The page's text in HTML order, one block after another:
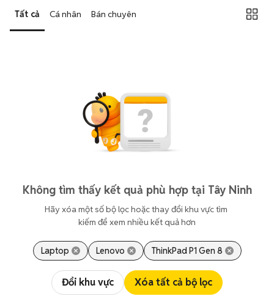
Tất cả Cá nhân Bán chuyên
Không tìm thấy kết quả phù hợp tại Tây Ninh
Hãy xóa một số bộ lọc hoặc thay đổi khu vực tìm
kiếm để xem nhiều kết quả hơn
Laptop Lenovo ThinkPad P1 Gen 8
Đổi khu vực Xóa tất cả bộ lọc